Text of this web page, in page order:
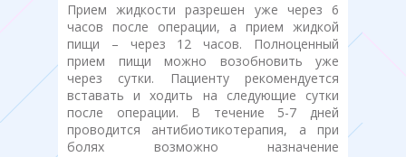
Прием жидкости разрешен уже через 6
часов после операции, а прием жидкой
пищи – через 12 часов. Полноценный
прием пищи можно возобновить уже
через сутки. Пациенту рекомендуется
вставать и ходить на следующие сутки
после операции. В течение 5-7 дней
проводится антибиотикотерапия, а при
болях возможно назначение